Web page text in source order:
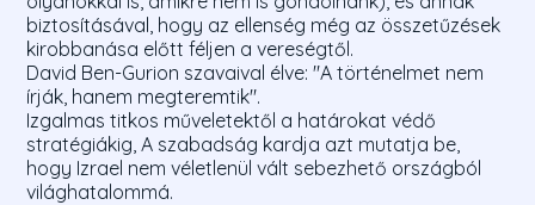
biztosításával, hogy az ellenség még az összetűzések
kirobbanása előtt féljen a vereségtől.
David Ben-Gurion szavaival élve: "A történelmet nem
írják, hanem megteremtik".
Izgalmas titkos műveletektől a határokat védő
stratégiákig, A szabadság kardja azt mutatja be,
hogy Izrael nem véletlenül vált sebezhető országból
világhatalommá.